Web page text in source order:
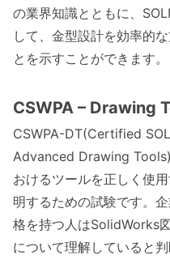
の業界知識とともに、
して、金型設計を効率的
とを示すことができます。
CSWPA – Drawing
CSWPA-DT(Certified
Advanced Drawing
おけるツールを正しく使
明するための試験です。
格を持つ人はSolidWorks
について理解していると